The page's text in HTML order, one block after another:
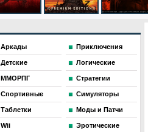
Аркады Приключения
Детские Логические
ММОРПГ Стратегии
Спортивные Симуляторы
Таблетки Моды и Патчи
Wii Эротические